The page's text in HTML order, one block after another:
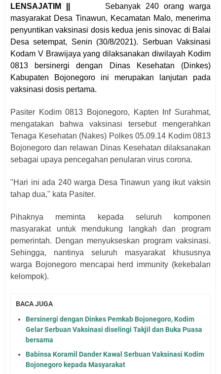
LENSAJATIM ||
Sebanyak 240 orang warga
masyarakat Desa Tinawun, Kecamatan Malo, menerima
penyuntikan vaksinasi dosis kedua jenis sinovac di Balai
Desa setempat, Senin (30/8/2021). Serbuan Vaksinasi
Kodam V Brawijaya yang dilaksanakan diwilayah Kodim
0813 bersinergi dengan Dinas Kesehatan (Dinkes)
Kabupaten Bojonegoro ini merupakan lanjutan pada
vaksinasi dosis pertama.
Pasiter Kodim 0813 Bojonegoro, Kapten Inf Surahmat,
mengatakan bahwa vaksinasi tersebut mengerahkan
Tenaga Kesehatan (Nakes) Polkes 05.09.14 Kodim 0813
Bojonegoro dan relawan Dinas Kesehatan dilaksanakan
sebagai upaya pencegahan penularan virus corona.
"Hari ini ada 240 warga Desa Tinawun yang ikut vaksin
tahap dua," kata Pasiter.
Pihaknya meminta kepada seluruh komponen
masyarakat untuk mendukung langkah dan program
pemerintah. Dengan menyukseskan program vaksinasi.
Sehingga, nantinya seluruh masyarakat khususnya
warga Bojonegoro mencapai herd immunity (kekebalan
kelompok).
BACA JUGA
Bersinergi dengan Dinkes Pemkab Bojonegoro, Kodim
Gelar Serbuan Vaksinasi diselingi Takjil dan Buka Puasa
bersama
Babinsa Koramil Dander Kawal Serbuan Vaksinasi Kodim
Bojonegoro kepada Masyarakat